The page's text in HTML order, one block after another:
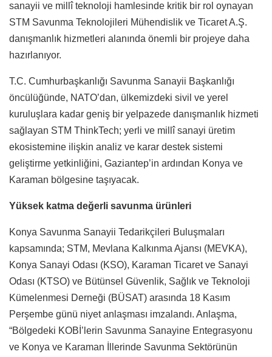
sanayii ve millî teknoloji hamlesinde kritik bir rol oynayan
STM Savunma Teknolojileri Mühendislik ve Ticaret A.Ş.
danışmanlık hizmetleri alanında önemli bir projeye daha
hazırlanıyor.
T.C. Cumhurbaşkanlığı Savunma Sanayii Başkanlığı
öncülüğünde, NATO’dan, ülkemizdeki sivil ve yerel
kuruluşlara kadar geniş bir yelpazede danışmanlık hizmeti
sağlayan STM ThinkTech; yerli ve millî sanayi üretim
ekosistemine ilişkin analiz ve karar destek sistemi
geliştirme yetkinliğini, Gaziantep’in ardından Konya ve
Karaman bölgesine taşıyacak.
Yüksek katma değerli savunma ürünleri
Konya Savunma Sanayii Tedarikçileri Buluşmaları
kapsamında; STM, Mevlana Kalkınma Ajansı (MEVKA),
Konya Sanayi Odası (KSO), Karaman Ticaret ve Sanayi
Odası (KTSO) ve Bütünsel Güvenlik, Sağlık ve Teknoloji
Kümelenmesi Derneği (BÜSAT) arasında 18 Kasım
Perşembe günü niyet anlaşması imzalandı. Anlaşma,
“Bölgedeki KOBİ’lerin Savunma Sanayine Entegrasyonu
ve Konya ve Karaman İllerinde Savunma Sektörünün